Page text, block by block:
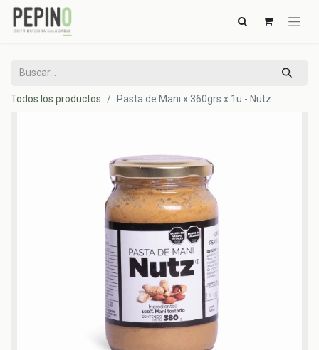
Todos los productos Pasta de Mani x 360grs x 1u - Nutz